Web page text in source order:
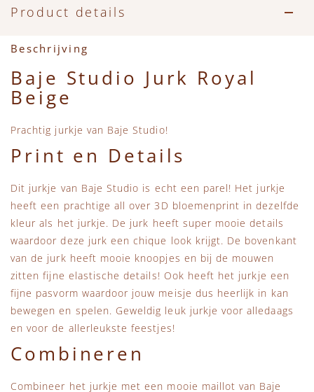
Accessoires
Zwemkleding
Zwemkleding
Feestkleding
Speelgoed
Beren, Speendoekjes en Knuffeldoekjes
Tassen
Beren
MarMar Copenhagen
Mini Rodini
+1 in the family
Piupiuchick
Play Up
Sproet & Sprout
Tiny Cottons
Product details
Beschrijving
Baje Studio Jurk Royal
Beige
Prachtig jurkje van Baje Studio!
Print en Details
Dit jurkje van Baje Studio is echt een parel! Het jurkje
heeft een prachtige all over 3D bloemenprint in dezelfde
kleur als het jurkje. De jurk heeft super mooie details
waardoor deze jurk een chique look krijgt. De bovenkant
van de jurk heeft mooie knoopjes en bij de mouwen
zitten fijne elastische details! Ook heeft het jurkje een
fijne pasvorm waardoor jouw meisje dus heerlijk in kan
bewegen en spelen. Geweldig leuk jurkje voor alledaags
en voor de allerleukste feestjes!
Combineren
Combineer het jurkje met een mooie maillot van Baje